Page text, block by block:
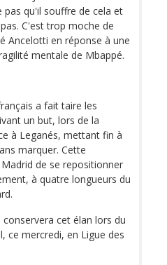
pas qu'il souffre de cela et
C'est trop moche de
Ancelotti en réponse à une
mentale de Mbappé.
a fait taire les
un but, lors de la
à Leganés, mettant fin à
marquer. Cette
de se repositionner
à quatre longueurs du
cet élan lors du
ce mercredi, en Ligue des